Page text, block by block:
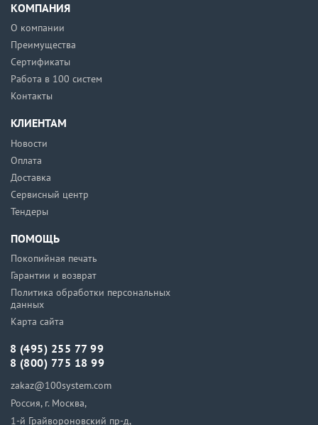
КОМПАНИЯ
О компании
Преимущества
Сертификаты
Работа в 100 систем
Контакты
КЛИЕНТАМ
Новости
Оплата
Доставка
Сервисный центр
Тендеры
ПОМОЩЬ
Покопийная печать
Гарантии и возврат
Политика обработки персональных
данных
Карта сайта
8 (495) 255 77 99
8 (800) 775 18 99
zakaz@100system.com
Россия, г. Москва,
1-й Грайвороновский пр-д,